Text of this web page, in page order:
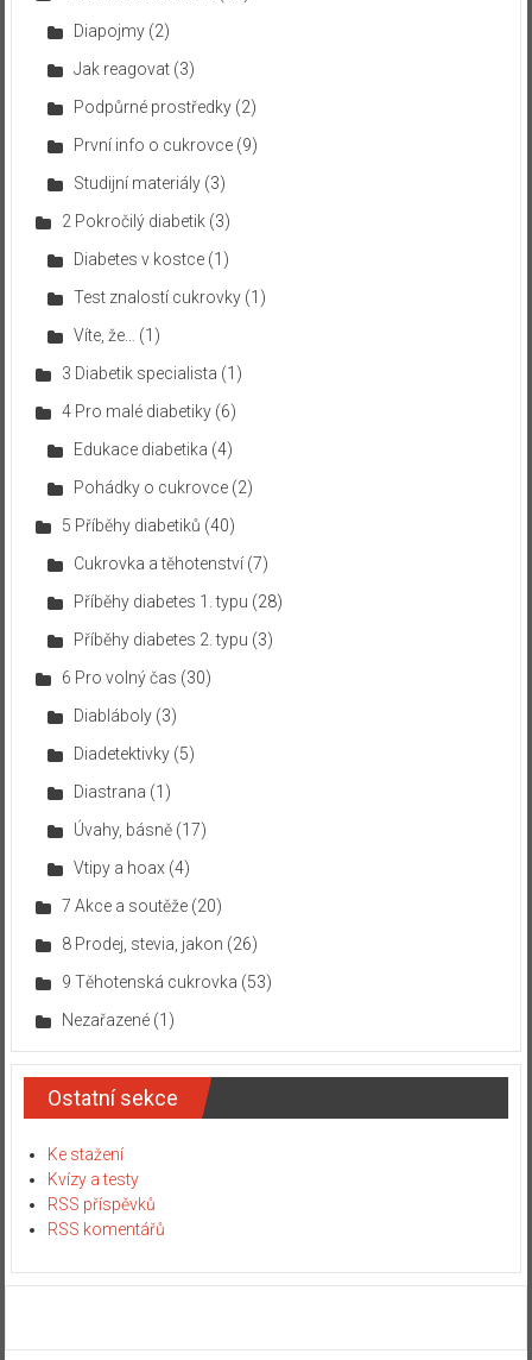
Diapojmy(2)
Jak reagovat(3)
Podpůrné prostředky(2)
První info o cukrovce(9)
Studijní materiály(3)
2 Pokročilý diabetik(3)
Diabetes v kostce(1)
Test znalostí cukrovky(1)
Víte, že…
(1)
3 Diabetik specialista (1)
4 Pro malé diabetiky(6)
Edukace diabetika (4)
Pohádky o cukrovce(2)
5 Příběhy diabetiků (40)
Cukrovka a těhotenství(7)
Příběhy diabetes 1. typu (28)
Příběhy diabetes 2. typu (3)
6 Pro volný čas (30)
Diabláboly(3)
Diadetektivky(5)
Diastrana (1)
Úvahy, básně(17)
Vtipy a hoax (4)
7 Akce a soutěže(20)
8 Prodej, stevia, jakon (26)
9 Těhotenská cukrovka (53)
Nezařazené(1)
Ostatní sekce
Ke stažení
Kvízy a testy
RSS příspěvků
RSS komentářů